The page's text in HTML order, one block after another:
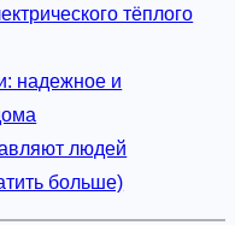
тёплого
надежное и
людей
больше)